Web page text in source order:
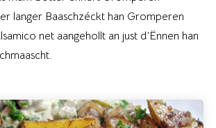
langer Baaschzéckt han Gromperen
net aangehollt an just d’Ënnen han